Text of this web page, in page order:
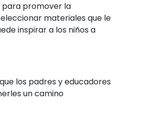
para promover la
materiales que le
inspirar a los niños a
los padres y educadores
un camino